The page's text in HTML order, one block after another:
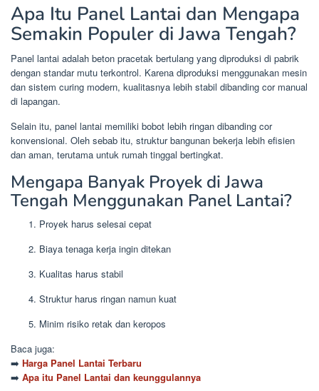
Apa Itu Panel Lantai dan Mengapa
Semakin Populer di Jawa Tengah?
Panel lantai adalah beton pracetak bertulang yang diproduksi di pabrik
dengan standar mutu terkontrol. Karena diproduksi menggunakan mesin
dan sistem curing modern, kualitasnya lebih stabil dibanding cor manual
di lapangan.
Selain itu, panel lantai memiliki bobot lebih ringan dibanding cor
konvensional. Oleh sebab itu, struktur bangunan bekerja lebih efisien
dan aman, terutama untuk rumah tinggal bertingkat.
Mengapa Banyak Proyek di Jawa
Tengah Menggunakan Panel Lantai?
Proyek harus selesai cepat
Biaya tenaga kerja ingin ditekan
Kualitas harus stabil
Struktur harus ringan namun kuat
Minim risiko retak dan keropos
Baca juga:
➡️ Harga Panel Lantai Terbaru
➡️ Apa itu Panel Lantai dan keunggulannya